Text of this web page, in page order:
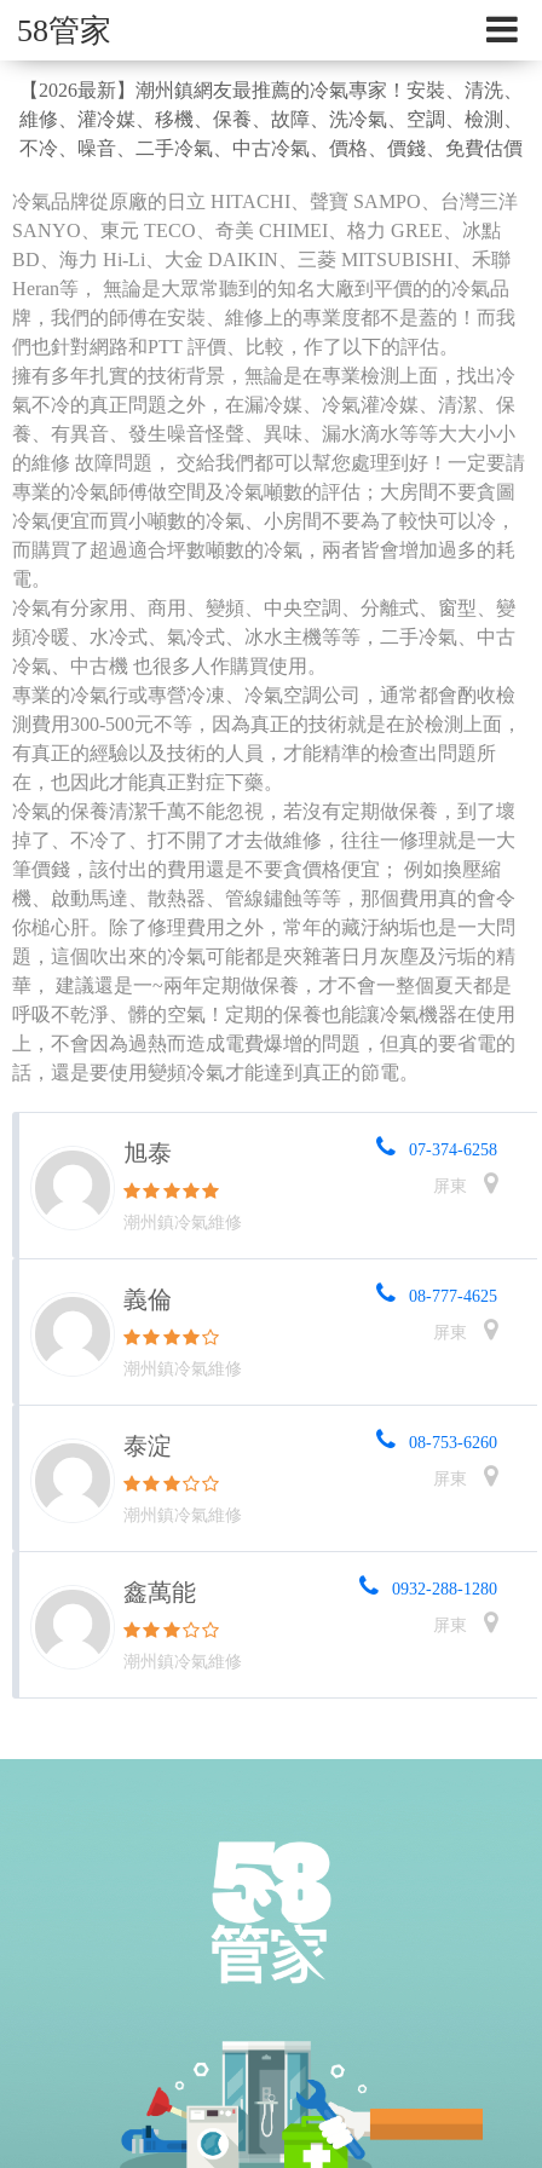
58管家
【2026最新】潮州鎮網友最推薦的冷氣專家！安裝、清洗、
維修、灌冷媒、移機、保養、故障、洗冷氣、空調、檢測、
不冷、噪音、二手冷氣、中古冷氣、價格、價錢、免費估價
冷氣品牌從原廠的日立 HITACHI、聲寶 SAMPO、台灣三洋
SANYO、東元 TECO、奇美 CHIMEI、格力 GREE、冰點
BD、海力 Hi-Li、大金 DAIKIN、三菱 MITSUBISHI、禾聯
Heran等， 無論是大眾常聽到的知名大廠到平價的的冷氣品
牌，我們的師傅在安裝、維修上的專業度都不是蓋的！而我
們也針對網路和PTT 評價、比較，作了以下的評估。
擁有多年扎實的技術背景，無論是在專業檢測上面，找出冷
氣不冷的真正問題之外，在漏冷媒、冷氣灌冷媒、清潔、保
養、有異音、發生噪音怪聲、異味、漏水滴水等等大大小小
的維修 故障問題， 交給我們都可以幫您處理到好！一定要請
專業的冷氣師傅做空間及冷氣噸數的評估；大房間不要貪圖
冷氣便宜而買小噸數的冷氣、小房間不要為了較快可以冷，
而購買了超過適合坪數噸數的冷氣，兩者皆會增加過多的耗
電。
冷氣有分家用、商用、變頻、中央空調、分離式、窗型、變
頻冷暖、水冷式、氣冷式、冰水主機等等，二手冷氣、中古
冷氣、中古機 也很多人作購買使用。
專業的冷氣行或專營冷凍、冷氣空調公司，通常都會酌收檢
測費用300-500元不等，因為真正的技術就是在於檢測上面，
有真正的經驗以及技術的人員，才能精準的檢查出問題所
在，也因此才能真正對症下藥。
冷氣的保養清潔千萬不能忽視，若沒有定期做保養，到了壞
掉了、不冷了、打不開了才去做維修，往往一修理就是一大
筆價錢，該付出的費用還是不要貪價格便宜； 例如換壓縮
機、啟動馬達、散熱器、管線鏽蝕等等，那個費用真的會令
你槌心肝。除了修理費用之外，常年的藏汙納垢也是一大問
題，這個吹出來的冷氣可能都是夾雜著日月灰塵及污垢的精
華， 建議還是一~兩年定期做保養，才不會一整個夏天都是
呼吸不乾淨、髒的空氣！定期的保養也能讓冷氣機器在使用
上，不會因為過熱而造成電費爆增的問題，但真的要省電的
話，還是要使用變頻冷氣才能達到真正的節電。
旭泰
潮州鎮冷氣維修
07-374-6258
屏東
義倫
潮州鎮冷氣維修
08-777-4625
屏東
泰淀
潮州鎮冷氣維修
08-753-6260
屏東
鑫萬能
潮州鎮冷氣維修
0932-288-1280
屏東